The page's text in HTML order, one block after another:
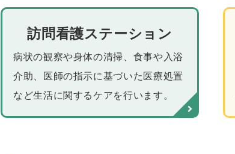
訪問看護ステーション
病状の観察や身体の清掃、食事や入浴
介助、医師の指示に基づいた医療処置
など生活に関するケアを行います。